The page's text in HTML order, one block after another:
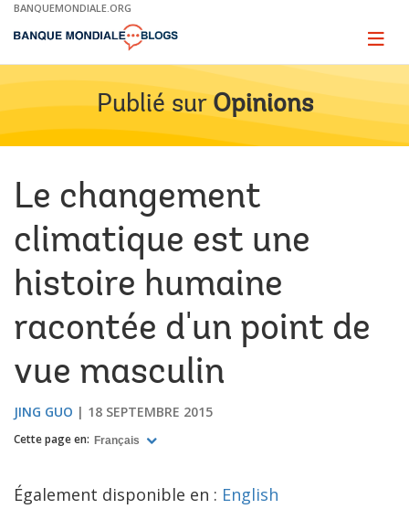
Skip
Main
BANQUEMONDIALE.ORG
Page
Publié sur Opinions
Le changement
climatique est une
histoire humaine
racontée d'un point de
vue masculin
JING GUO 18 SEPTEMBRE 2015
Cette page en: Français
Également disponible en : English